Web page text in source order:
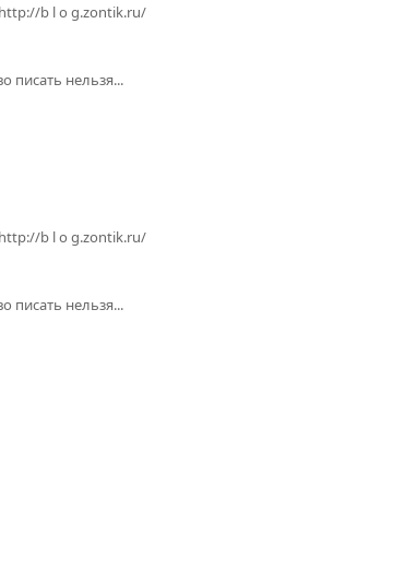
b l o g.zontik.ru/
писать нельзя...
b l o g.zontik.ru/
писать нельзя...